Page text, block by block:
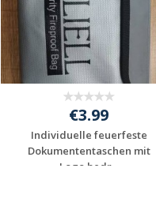
€3.99
Individuelle feuerfeste
Dokumententaschen mit
Logo bedr...